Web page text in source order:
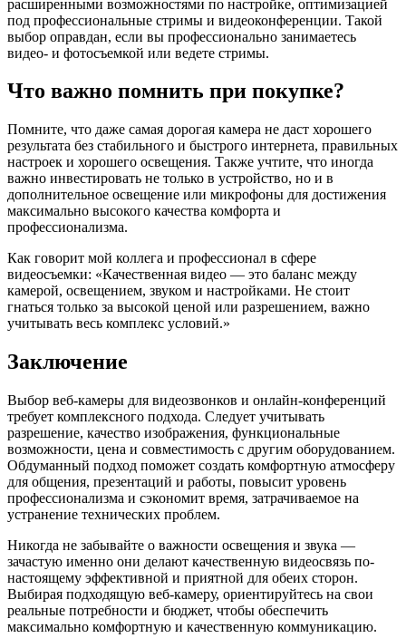
расширенными возможностями по настройке, оптимизацией
под профессиональные стримы и видеоконференции. Такой
выбор оправдан, если вы профессионально занимаетесь
видео- и фотосъемкой или ведете стримы.
Что важно помнить при покупке?
Помните, что даже самая дорогая камера не даст хорошего
результата без стабильного и быстрого интернета, правильных
настроек и хорошего освещения. Также учтите, что иногда
важно инвестировать не только в устройство, но и в
дополнительное освещение или микрофоны для достижения
максимально высокого качества комфорта и
профессионализма.
Как говорит мой коллега и профессионал в сфере
видеосъемки: «Качественная видео — это баланс между
камерой, освещением, звуком и настройками. Не стоит
гнаться только за высокой ценой или разрешением, важно
учитывать весь комплекс условий.»
Заключение
Выбор веб-камеры для видеозвонков и онлайн-конференций
требует комплексного подхода. Следует учитывать
разрешение, качество изображения, функциональные
возможности, цена и совместимость с другим оборудованием.
Обдуманный подход поможет создать комфортную атмосферу
для общения, презентаций и работы, повысит уровень
профессионализма и сэкономит время, затрачиваемое на
устранение технических проблем.
Никогда не забывайте о важности освещения и звука —
зачастую именно они делают качественную видеосвязь по-
настоящему эффективной и приятной для обеих сторон.
Выбирая подходящую веб-камеру, ориентируйтесь на свои
реальные потребности и бюджет, чтобы обеспечить
максимально комфортную и качественную коммуникацию.